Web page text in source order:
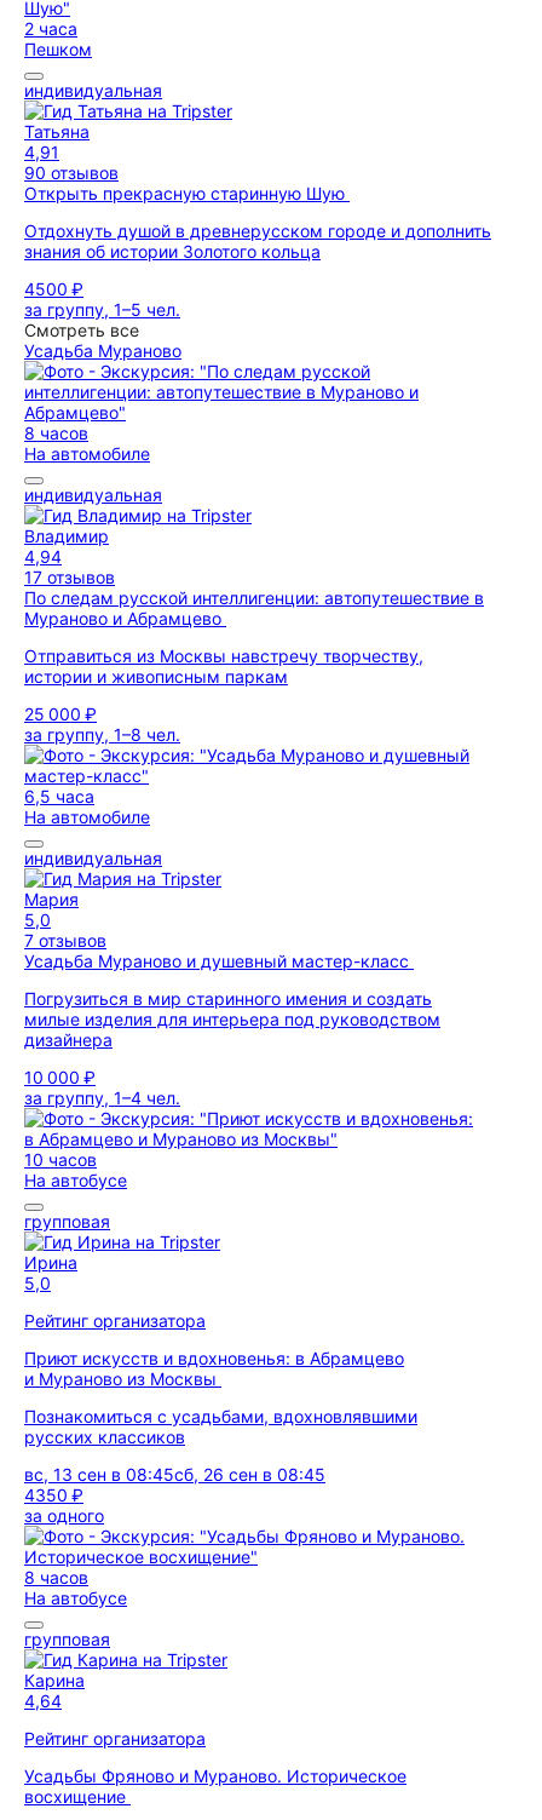
2 часа
Пешком
индивидуальная
Татьяна
4,91
90 отзывов
Открыть прекрасную старинную Шую
Отдохнуть душой в древнерусском городе и дополнить
знания об истории Золотого кольца
4500 ₽
за группу, 1–5 чел.
Смотреть все
Усадьба Мураново
8 часов
На автомобиле
индивидуальная
Владимир
4,94
17 отзывов
По следам русской интеллигенции: автопутешествие в
Мураново и Абрамцево
Отправиться из Москвы навстречу творчеству,
истории и живописным паркам
25 000 ₽
за группу, 1–8 чел.
6,5 часа
На автомобиле
индивидуальная
Мария
5,0
7 отзывов
Усадьба Мураново и душевный мастер-класс
Погрузиться в мир старинного имения и создать
милые изделия для интерьера под руководством
дизайнера
10 000 ₽
за группу, 1–4 чел.
10 часов
На автобусе
групповая
Ирина
5,0
Рейтинг организатора
Приют искусств и вдохновенья: в Абрамцево
и Мураново из Москвы
Познакомиться с усадьбами, вдохновлявшими
русских классиков
вс, 13 сен в 08:45сб, 26 сен в 08:45
4350 ₽
за одного
8 часов
На автобусе
групповая
Карина
4,64
Рейтинг организатора
Усадьбы Фряново и Мураново. Историческое
восхищение